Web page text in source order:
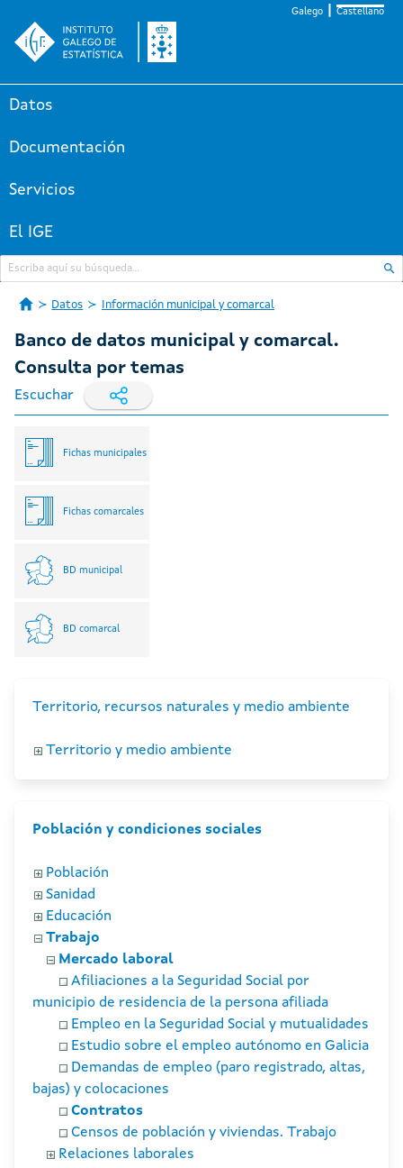
Galego Castellano
Datos
Documentación
Servicios
El IGE
Datos Información municipal y comarcal
Banco de datos municipal y comarcal.
Consulta por temas
Escuchar
Fichas municipales
Fichas comarcales
BD municipal
BD comarcal
Territorio, recursos naturales y medio ambiente
Territorio y medio ambiente
Población y condiciones sociales
Población
Sanidad
Educación
Trabajo
Mercado laboral
Afiliaciones a la Seguridad Social por
municipio de residencia de la persona afiliada
Empleo en la Seguridad Social y mutualidades
Estudio sobre el empleo autónomo en Galicia
Demandas de empleo (paro registrado, altas,
bajas) y colocaciones
Contratos
Censos de población y viviendas. Trabajo
Relaciones laborales